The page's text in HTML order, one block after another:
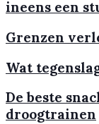
ineens een
Grenzen
Wat
De beste
droogtrainen